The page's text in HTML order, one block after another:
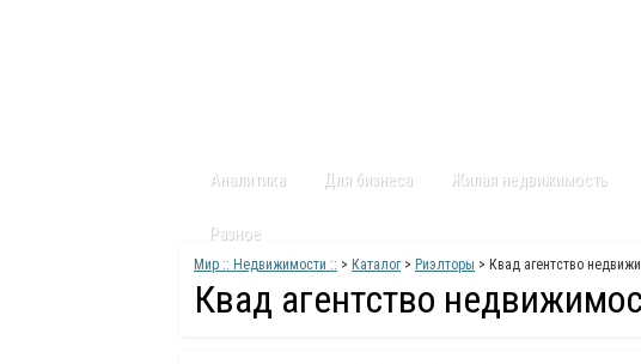
Аналитика Для бизнеса Жилая недвижимость
Разное
Мир :: Недвижимости :: > Каталог> Риэлторы > Квад агентство
Квад агентство